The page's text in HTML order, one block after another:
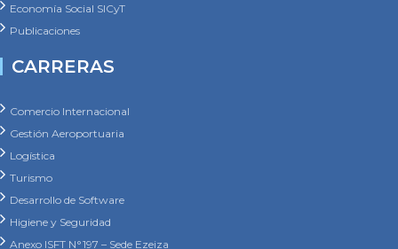
Economía Social SICyT
Publicaciones
CARRERAS
Comercio Internacional
Gestión Aeroportuaria
Logística
Turismo
Desarrollo de Software
Higiene y Seguridad
Anexo ISFT N°197 – Sede Ezeiza